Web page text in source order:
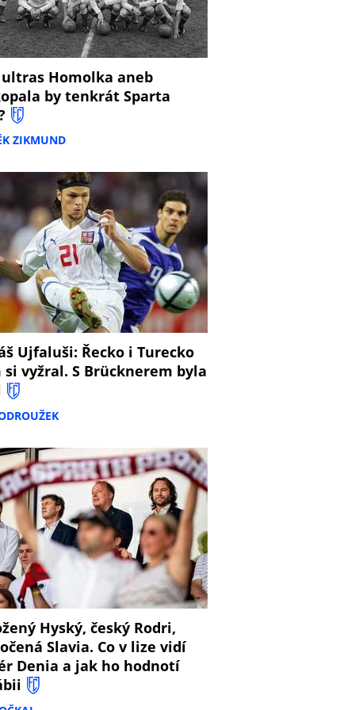
ultras Homolka aneb
by tenkrát Sparta
ZIKMUND
Ujfaluši: Řecko i Turecko
si vyžral. S Brücknerem byla
Hyský, český Rodri,
Slavia. Co v lize vidí
Denia a jak ho hodnotí
8